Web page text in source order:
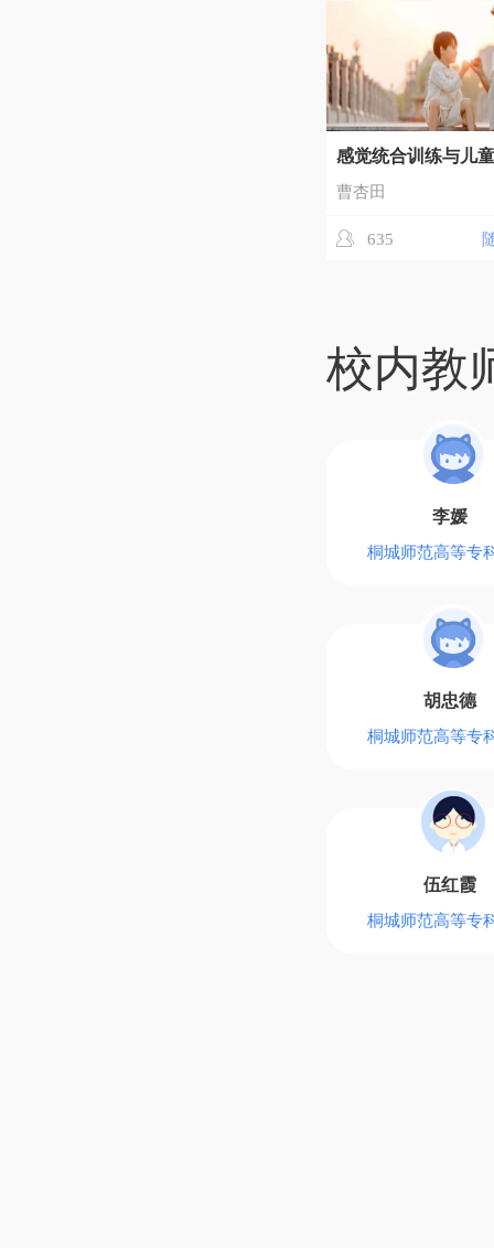
感觉统合训练与儿
曹杏田
635
校内教
李媛
桐城师范高等专
胡忠德
桐城师范高等专
伍红霞
桐城师范高等专